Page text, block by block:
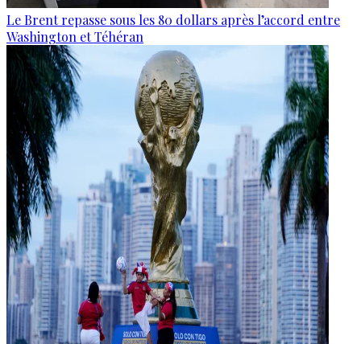
Le Brent repasse sous les 80 dollars après l’accord entre
Washington et Téhéran